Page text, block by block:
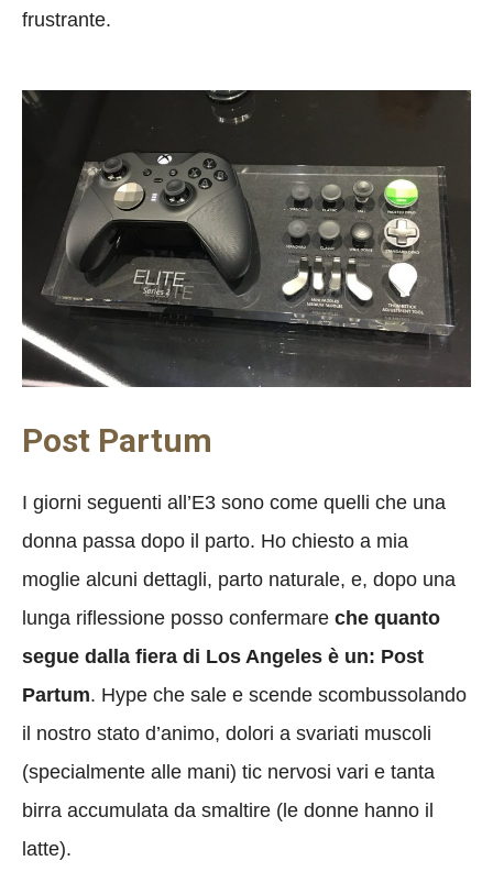
frustrante.
Post Partum
I giorni seguenti all’E3 sono come quelli che una
donna passa dopo il parto. Ho chiesto a mia
moglie alcuni dettagli, parto naturale, e, dopo una
lunga riflessione posso confermare che quanto
segue dalla fiera di Los Angeles è un: Post
Partum. Hype che sale e scende scombussolando
il nostro stato d’animo, dolori a svariati muscoli
(specialmente alle mani) tic nervosi vari e tanta
birra accumulata da smaltire (le donne hanno il
latte).